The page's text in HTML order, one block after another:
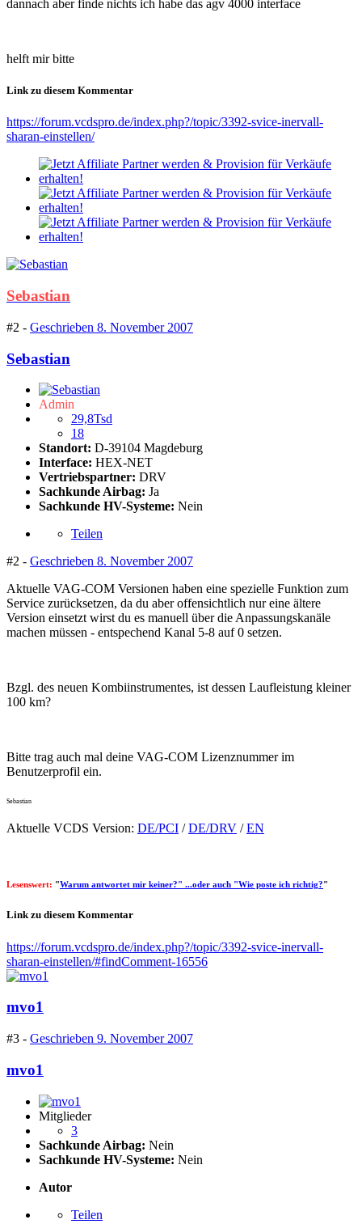
dannach aber finde nichts ich habe das agv 4000 interface
helft mir bitte
Link zu diesem Kommentar
https://forum.vcdspro.de/index.php?/topic/3392-svice-inervall-
sharan-einstellen/
Sebastian
#2 - Geschrieben 8. November 2007
Sebastian
Admin
29,8Tsd
18
Standort: D-39104 Magdeburg
Interface: HEX-NET
Vertriebspartner: DRV
Sachkunde Airbag: Ja
Sachkunde HV-Systeme: Nein
Teilen
#2 - Geschrieben 8. November 2007
Aktuelle VAG-COM Versionen haben eine spezielle Funktion zum
Service zurücksetzen, da du aber offensichtlich nur eine ältere
Version einsetzt wirst du es manuell über die Anpassungskanäle
machen müssen - entspechend Kanal 5-8 auf 0 setzen.
Bzgl. des neuen Kombiinstrumentes, ist dessen Laufleistung kleiner
100 km?
Bitte trag auch mal deine VAG-COM Lizenznummer im
Benutzerprofil ein.
Sebastian
Aktuelle VCDS Version: DE/PCI /DE/DRV /EN
Lesenswert: "Warum antwortet mir keiner?" ...oder auch "Wie poste ich richtig?"
Link zu diesem Kommentar
https://forum.vcdspro.de/index.php?/topic/3392-svice-inervall-
sharan-einstellen/#findComment-16556
mvo1
#3 - Geschrieben 9. November 2007
mvo1
Mitglieder
3
Sachkunde Airbag: Nein
Sachkunde HV-Systeme: Nein
Autor
Teilen